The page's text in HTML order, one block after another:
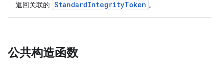
返回关联的 StandardIntegrityToken 。
公共构造函数